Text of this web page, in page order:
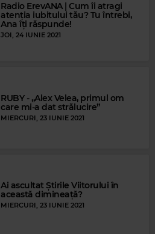
Radio ErevANA | Cum îi atragi
atenția iubitului tău? Tu întrebi,
Ana îți răspunde!
JOI, 24 IUNIE 2021
RUBY - „Alex Velea, primul om
care mi-a dat strălucire”
MIERCURI, 23 IUNIE 2021
Ai ascultat Știrile Viitorului în
această dimineață?
MIERCURI, 23 IUNIE 2021